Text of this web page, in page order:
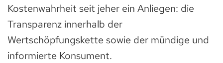
Kostenwahrheit seit jeher ein Anliegen: die
Transparenz innerhalb der
Wertschöpfungskette sowie der mündige und
informierte Konsument.